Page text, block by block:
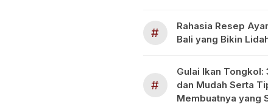
#
Rahasia Resep
Bali yang Bikin
#
Gulai Ikan Tongkol:
dan Mudah Serta
Membuatnya yang